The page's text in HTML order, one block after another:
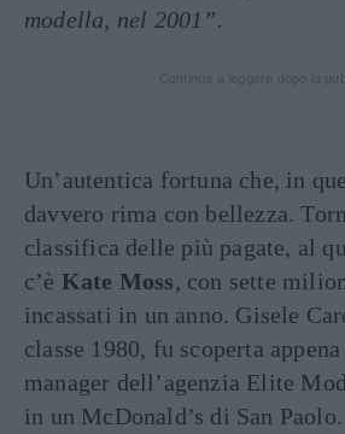
modella, nel 2001”.
Un’autentica fortuna che, in
davvero rima con bellezza.
classifica delle più pagate, al
c’è Kate Moss, con sette
incassati in un anno. Gisele
classe 1980, fu scoperta
manager dell’agenzia Elite
in un McDonald’s di San